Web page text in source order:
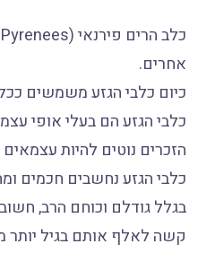
אחרים.
כיום כלבי הגזע משמשים
כלבי הגזע הם בעלי אופי
הזכרים נוטים להיות
כלבי הגזע נחשבים חכמים
בגלל גודלם וכוחם הרב,
קשה לאלף אותם בגיל יותר